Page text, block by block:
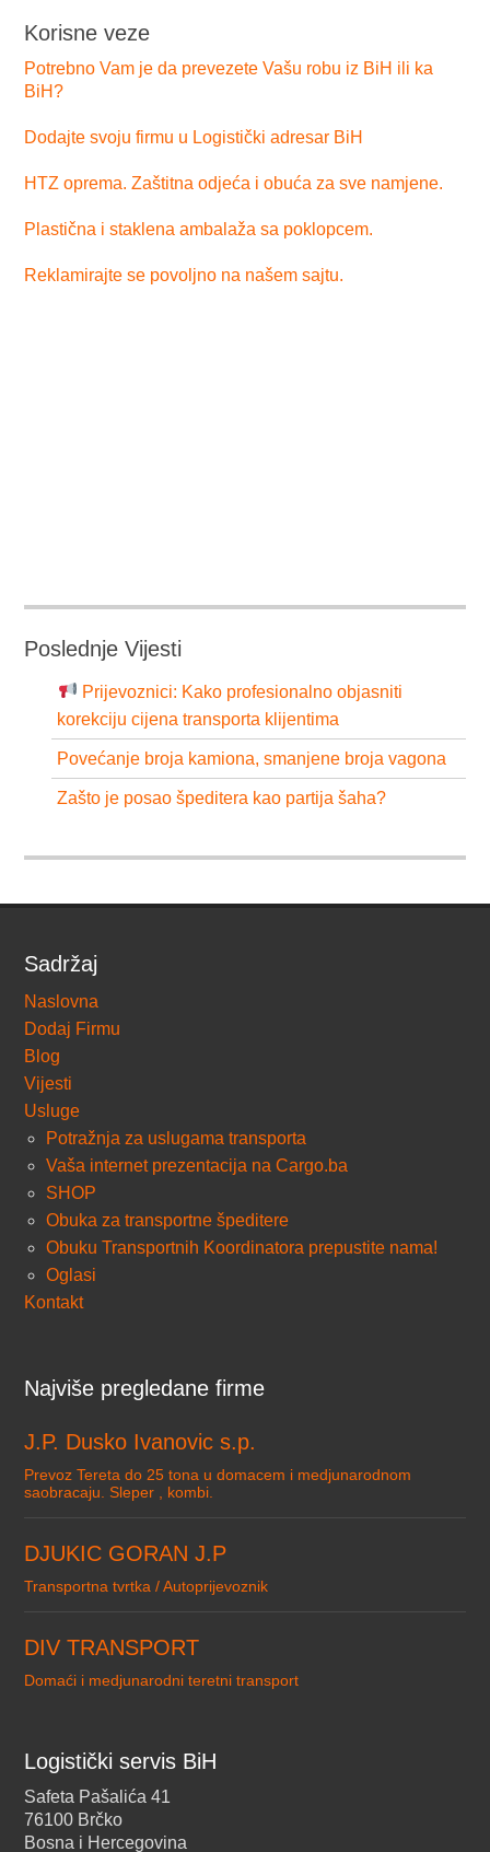
Korisne veze
Potrebno Vam je da prevezete Vašu robu iz BiH ili ka
BiH?
Dodajte svoju firmu u Logistički adresar BiH
HTZ oprema. Zaštitna odjeća i obuća za sve namjene.
Plastična i staklena ambalaža sa poklopcem.
Reklamirajte se povoljno na našem sajtu.
Poslednje Vijesti
Prijevoznici: Kako profesionalno objasniti
korekciju cijena transporta klijentima
Povećanje broja kamiona, smanjene broja vagona
Zašto je posao špeditera kao partija šaha?
Sadržaj
Naslovna
Dodaj Firmu
Blog
Vijesti
Usluge
Potražnja za uslugama transporta
Vaša internet prezentacija na Cargo.ba
SHOP
Obuka za transportne špeditere
Obuku Transportnih Koordinatora prepustite nama!
Oglasi
Kontakt
Najviše pregledane firme
J.P. Dusko Ivanovic s.p.
Prevoz Tereta do 25 tona u domacem i medjunarodnom
saobracaju. Sleper , kombi.
DJUKIC GORAN J.P
Transportna tvrtka / Autoprijevoznik
DIV TRANSPORT
Domaći i medjunarodni teretni transport
Logistički servis BiH
Safeta Pašalića 41
76100 Brčko
Bosna i Hercegovina